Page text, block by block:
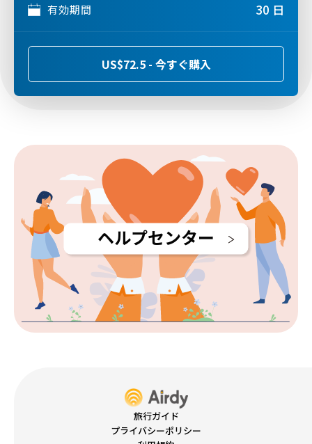
有効期間 30 日
US$72.5 - 今すぐ購入
ヘルプセンター
旅行ガイド
プライバシーポリシー